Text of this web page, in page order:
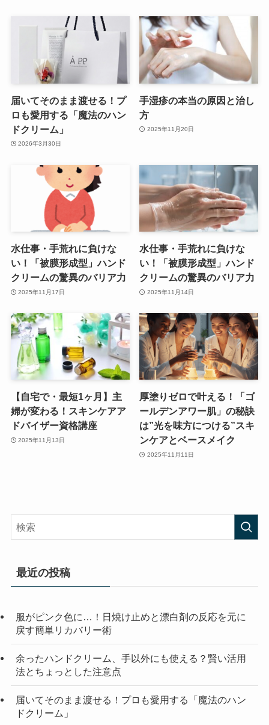
届いてそのまま渡せる！プ
ロも愛用する「魔法のハン
ドクリーム」
2026年3月30日
手湿疹の本当の原因と治し
方
2025年11月20日
水仕事・手荒れに負けな
い！「被膜形成型」ハンド
クリームの驚異のバリア力
2025年11月17日
水仕事・手荒れに負けな
い！「被膜形成型」ハンド
クリームの驚異のバリア力
2025年11月14日
【自宅で・最短1ヶ月】主
婦が変わる！スキンケアア
ドバイザー資格講座
2025年11月13日
厚塗りゼロで叶える！「ゴ
ールデンアワー肌」の秘訣
は”光を味方につける”スキ
ンケアとベースメイク
2025年11月11日
最近の投稿
服がピンク色に…！日焼け止めと漂白剤の反応を元に
戻す簡単リカバリー術
余ったハンドクリーム、手以外にも使える？賢い活用
法とちょっとした注意点
届いてそのまま渡せる！プロも愛用する「魔法のハン
ドクリーム」